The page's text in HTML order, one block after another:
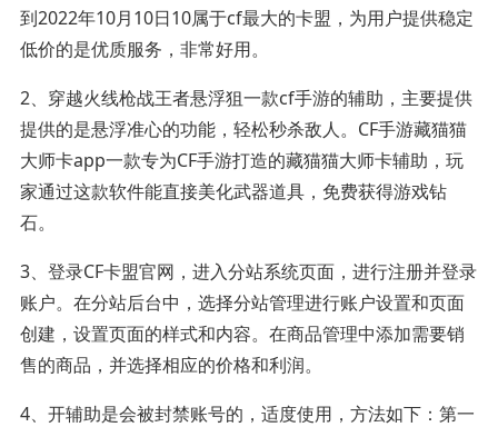
到2022年10月10日10属于cf最大的卡盟，为用户提供稳定
低价的是优质服务，非常好用。
2、穿越火线枪战王者悬浮狙一款cf手游的辅助，主要提供
提供的是悬浮准心的功能，轻松秒杀敌人。CF手游藏猫猫
大师卡app一款专为CF手游打造的藏猫猫大师卡辅助，玩
家通过这款软件能直接美化武器道具，免费获得游戏钻
石。
3、登录CF卡盟官网，进入分站系统页面，进行注册并登录
账户。在分站后台中，选择分站管理进行账户设置和页面
创建，设置页面的样式和内容。在商品管理中添加需要销
售的商品，并选择相应的价格和利润。
4、开辅助是会被封禁账号的，适度使用，方法如下：第一